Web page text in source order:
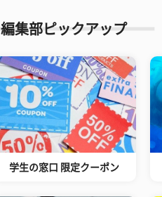
編集部ピックアップ
学生の窓口 限定クーポン